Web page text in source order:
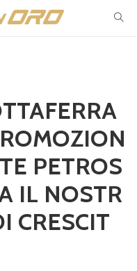
PETROS
IL NOSTR
CRESCIT